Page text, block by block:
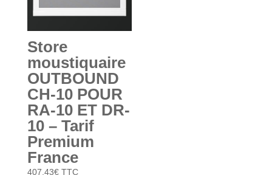
Store
moustiquaire
OUTBOUND
CH-10 POUR
RA-10 ET DR-
10 – Tarif
Premium
France
407,43€ TTC